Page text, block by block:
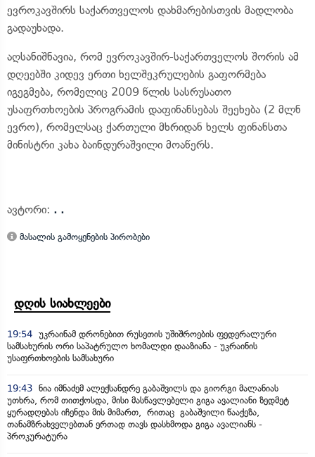
ევროკავშირს საქართველოს დახმარებისთვის მადლობა
გადაუხადა.
აღსანიშნავია, რომ ევროკავშირ-საქართველოს შორის ამ
დღეებში კიდევ ერთი ხელშეკრულების გაფორმება
იგეგმება, რომელიც 2009 წლის სასრუსათო
უსაფრთხოების პროგრამის დაფინანსებას შეეხება (2 მლნ
ევრო), რომელსაც ქართული მხრიდან ხელს ფინანსთა
მინისტრი კახა ბაინდურაშვილი მოაწერს.
ავტორი: . .
მასალის გამოყენების პირობები
დღის სიახლეები
19:54 უკრაინამ დრონებით რუსეთის უშიშროების ფედერალური
სამსახურის ორი საპატრულო ხომალდი დააზიანა - უკრაინის
უსაფრთხოების სამსახური
19:43 ნია იმნაძემ ალექსანდრე გაბაშვილს და გიორგი მალანიას
უთხრა, რომ თითქოსდა, მისი მასწავლებელი გიგა ავალიანი ზედმეტ
ყურადღებას იჩენდა მის მიმართ, რითაც გაბაშვილი წააქეზა,
თანამზრახველებთან ერთად თავს დასხმოდა გიგა ავალიანს -
პროკურატურა